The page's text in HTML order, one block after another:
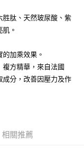
胜肽、天然玻尿酸、紫
。
加乘效果。
方精華，來自法國
成分，改善因壓力及作
相關推薦